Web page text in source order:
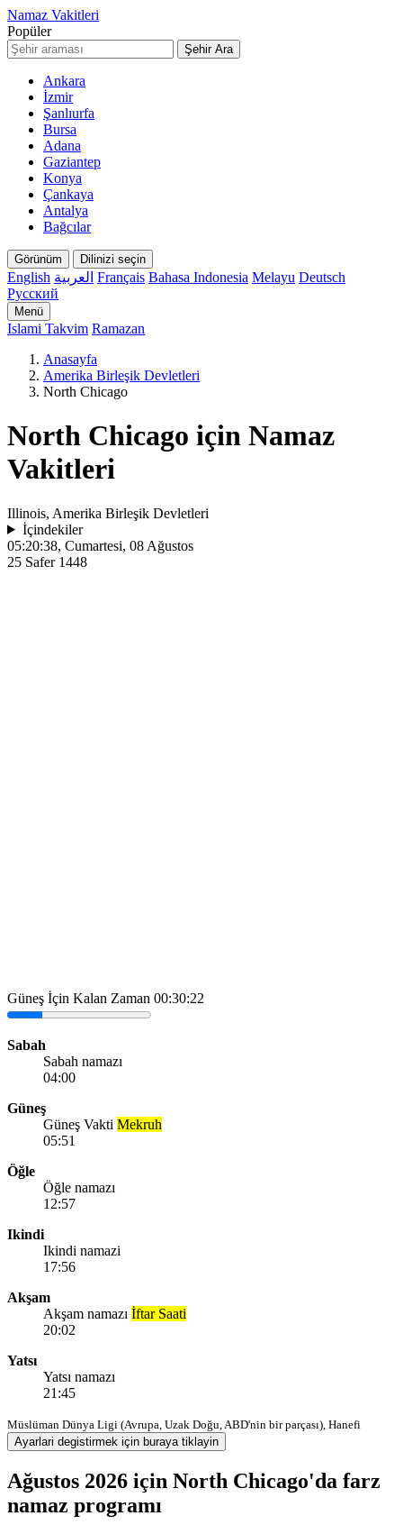
Namaz Vakitleri
Popüler
Şehir Ara
Ankara
İzmir
Şanlıurfa
Bursa
Adana
Gaziantep
Konya
Çankaya
Antalya
Bağcılar
Görünüm Dilinizi seçin
English العربية Français Bahasa Indonesia Melayu Deutsch
Русский
Menü
Islami Takvim Ramazan
Anasayfa
Amerika Birleşik Devletleri
North Chicago
North Chicago için Namaz
Vakitleri
Illinois, Amerika Birleşik Devletleri
İçindekiler
05:20:38, Cumartesi, 08 Ağustos
25 Safer 1448
Güneş İçin Kalan Zaman 00:30:22
Sabah
Sabah namazı
04:00
Güneş
Güneş Vakti Mekruh
05:51
Öğle
Öğle namazı
12:57
Ikindi
Ikindi namazi
17:56
Akşam
Akşam namazı İftar Saati
20:02
Yatsı
Yatsı namazı
21:45
Müslüman Dünya Ligi (Avrupa, Uzak Doğu, ABD'nin bir parçası), Hanefi
Ayarlari degistirmek için buraya tiklayin
Ağustos 2026 için North Chicago'da farz
namaz programı